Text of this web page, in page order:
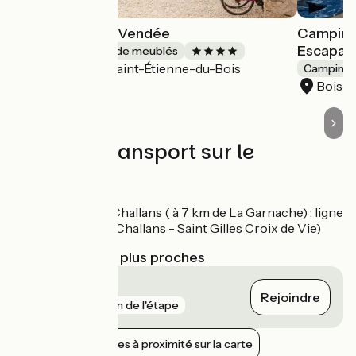
Gîte SO'délices Vendée
Gîtes et locations de meublés
Saint-Étienne-du-Bois
Bois-
Trains et transport sur le
Gare TER à Challans ( à 7 km de La Garnache) : ligne
11 (Nantes - Challans - Saint Gilles Croix de Vie)
Gares SNCF les plus proches
6 km de l'étape Rejoindre
Afficher les gares à proximité sur la carte